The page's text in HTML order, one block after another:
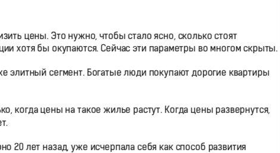
цены. Это нужно, чтобы стало ясно, сколько стоят
хотя бы окупаются. Сейчас эти параметры во многом скрыты.
элитный сегмент. Богатые люди покупают дорогие квартиры
когда цены на такое жилье растут. Когда цены развернутся,
20 лет назад, уже исчерпала себя как способ развития